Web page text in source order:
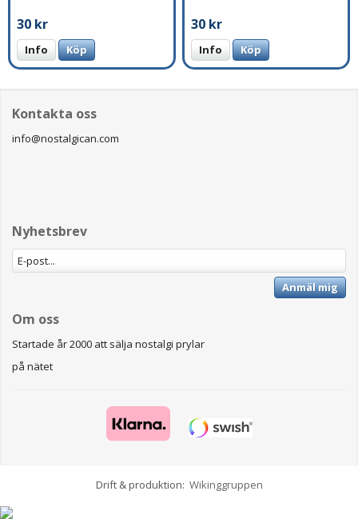
30 kr
Info Köp
30 kr
Info Köp
Kontakta oss
info@nostalgican.com
Nyhetsbrev
Anmäl mig
Om oss
Startade år 2000 att sälja nostalgi prylar
på nätet
Drift & produktion: Wikinggruppen